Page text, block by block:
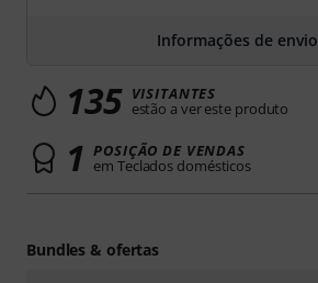
Informações de envio
135 VISITANTES
estão a ver este produto
1 POSIÇÃO DE VENDAS
em Teclados domésticos
Bundles & ofertas